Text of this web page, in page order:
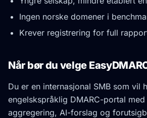
Ingen norske domener i
Krever registrering for full
Når bør du velge
Du er en internasjonal SMB som vil
engelskspråklig DMARC-portal
aggregering, AI-forslag og